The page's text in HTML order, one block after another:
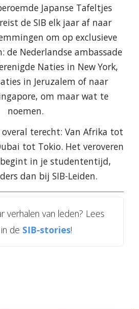
Japanse Tafeltjes
de SIB elk jaar af naar
om op exclusieve
de Nederlandse ambassade
Naties in New York,
in Jeruzalem of naar
om maar wat te
noemen.
overal terecht: Van Afrika tot
tot Tokio. Het veroveren
in je studententijd,
dan bij SIB-Leiden.
verhalen van leden? Lees
de SIB-stories!